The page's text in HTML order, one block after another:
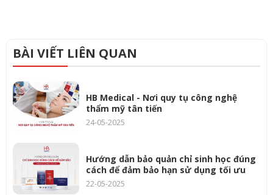
BÀI VIẾT LIÊN QUAN
HB Medical - Nơi quy tụ công nghệ
thẩm mỹ tân tiến
24-05-2025
Hướng dẫn bảo quản chỉ sinh học đúng
cách để đảm bảo hạn sử dụng tối ưu
22-05-2025